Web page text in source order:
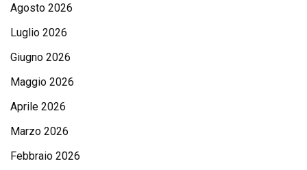
Agosto 2026
Luglio 2026
Giugno 2026
Maggio 2026
Aprile 2026
Marzo 2026
Febbraio 2026